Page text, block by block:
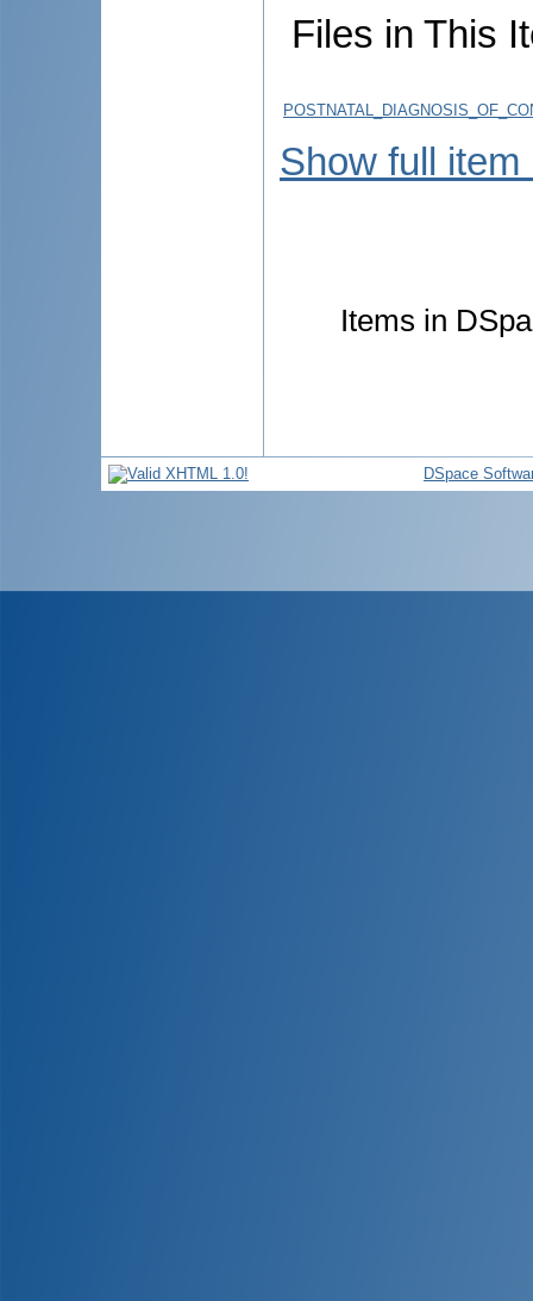
Files in This
Show full item
Items in
DSpace